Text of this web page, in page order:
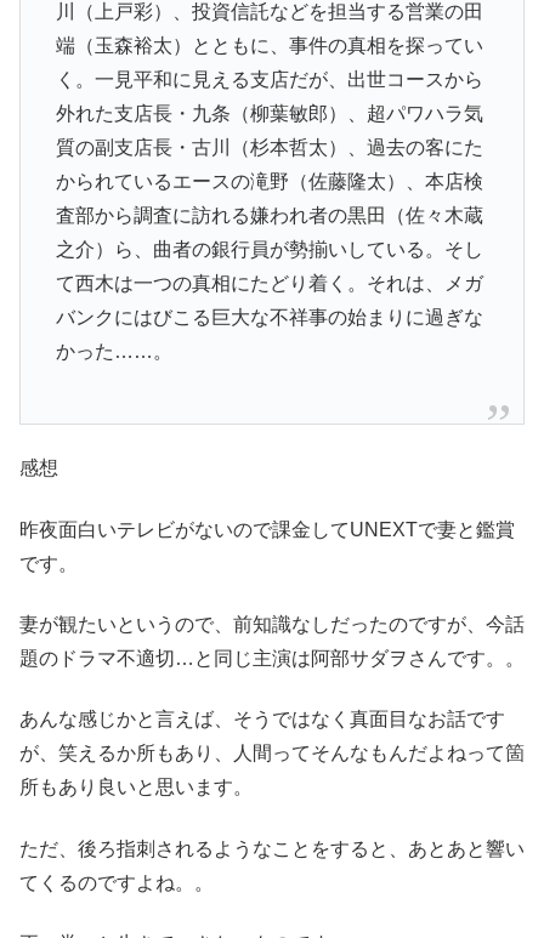
川（上戸彩）、投資信託などを担当する営業の田
端（玉森裕太）とともに、事件の真相を探ってい
く。一見平和に見える支店だが、出世コースから
外れた支店長・九条（柳葉敏郎）、超パワハラ気
質の副支店長・古川（杉本哲太）、過去の客にた
かられているエースの滝野（佐藤隆太）、本店検
査部から調査に訪れる嫌われ者の黒田（佐々木蔵
之介）ら、曲者の銀行員が勢揃いしている。そし
て西木は一つの真相にたどり着く。それは、メガ
バンクにはびこる巨大な不祥事の始まりに過ぎな
かった……。
感想
昨夜面白いテレビがないので課金してUNEXTで妻と鑑賞
です。
妻が観たいというので、前知識なしだったのですが、今話
題のドラマ不適切…と同じ主演は阿部サダヲさんです。。
あんな感じかと言えば、そうではなく真面目なお話です
が、笑えるか所もあり、人間ってそんなもんだよねって箇
所もあり良いと思います。
ただ、後ろ指刺されるようなことをすると、あとあと響い
てくるのですよね。。